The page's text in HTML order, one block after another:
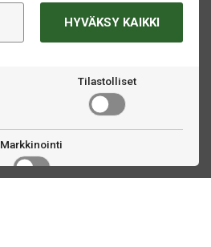
HYVÄKSY KAIKKI
Tilastolliset
Markkinointi